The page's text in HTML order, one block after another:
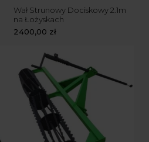
Wał Strunowy Dociskowy 2.1m
na Łożyskach
2400,00 zł